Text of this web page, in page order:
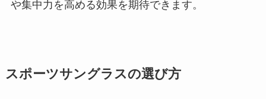
や集中力を高める効果を期待できます。
スポーツサングラスの選び方